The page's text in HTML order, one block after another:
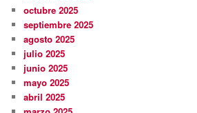
octubre 2025
septiembre 2025
agosto 2025
julio 2025
junio 2025
mayo 2025
abril 2025